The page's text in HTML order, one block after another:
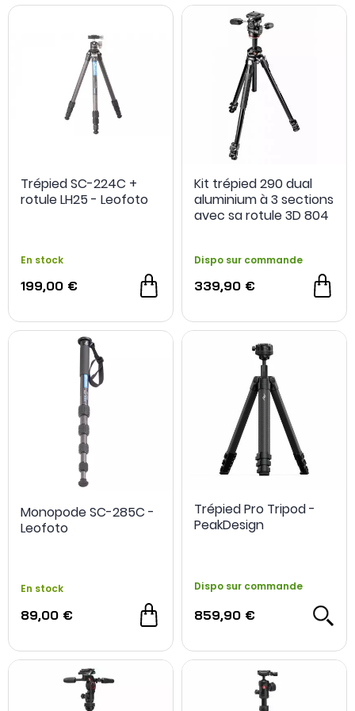
Trépied SC-224C +
rotule LH25 - Leofoto
En stock
199,00 €
Kit trépied 290 dual
aluminium à 3 sections
avec sa rotule 3D 804
Dispo sur commande
339,90 €
Monopode SC-285C -
Leofoto
En stock
89,00 €
Trépied Pro Tripod -
PeakDesign
Dispo sur commande
859,90 €